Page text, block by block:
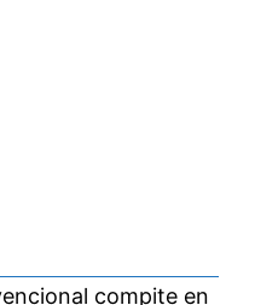
compite en